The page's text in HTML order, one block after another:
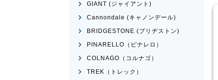
ロードバイク
GIANT (ジャイアント)
Cannondale (キャノンデール)
BRIDGESTONE (ブリヂストン)
PINARELLO（ピナレロ）
COLNAGO（コルナゴ）
TREK（トレック）